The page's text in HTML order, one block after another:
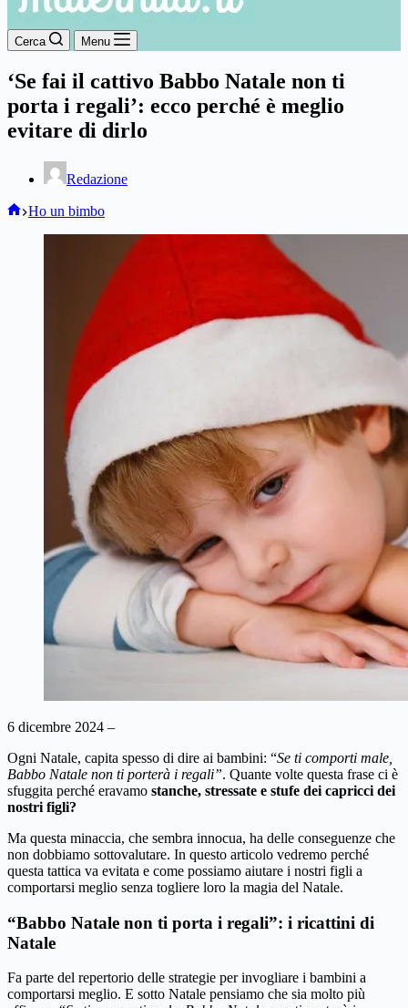
Cerca Menu
‘Se fai il cattivo Babbo Natale non ti
porta i regali’: ecco perché è meglio
evitare di dirlo
Redazione
Home
Ho un bimbo
6 dicembre 2024 –
Ogni Natale, capita spesso di dire ai bambini: “Se ti comporti male,
Babbo Natale non ti porterà i regali”. Quante volte questa frase ci è
sfuggita perché eravamo stanche, stressate e stufe dei capricci dei
nostri figli?
Ma questa minaccia, che sembra innocua, ha delle conseguenze che
non dobbiamo sottovalutare. In questo articolo vedremo perché
questa tattica va evitata e come possiamo aiutare i nostri figli a
comportarsi meglio senza togliere loro la magia del Natale.
“Babbo Natale non ti porta i regali”: i ricattini di
Natale
Fa parte del repertorio delle strategie per invogliare i bambini a
comportarsi meglio. E sotto Natale pensiamo che sia molto più